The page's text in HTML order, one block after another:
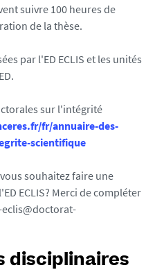
suivre 100 heures de
de la thèse.
par l'ED ECLIS et les unités
sur l'intégrité
fr/annuaire-des-
scientifique
souhaitez faire une
ECLIS? Merci de compléter
eclis@doctorat-
disciplinaires